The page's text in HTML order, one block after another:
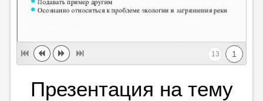
1
13
Презентация на тему